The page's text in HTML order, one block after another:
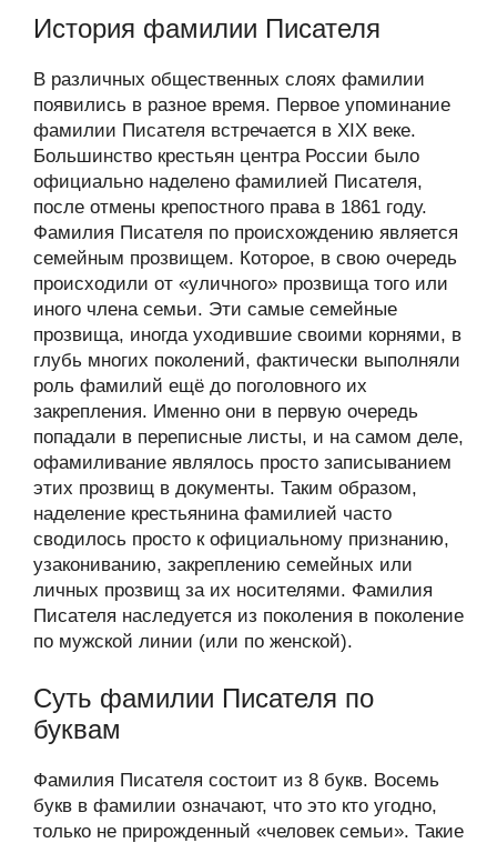
История фамилии Писателя
В различных общественных слоях фамилии
появились в разное время. Первое упоминание
фамилии Писателя встречается в XIX веке.
Большинство крестьян центра России было
официально наделено фамилией Писателя,
после отмены крепостного права в 1861 году.
Фамилия Писателя по происхождению является
семейным прозвищем. Которое, в свою очередь
происходили от «уличного» прозвища того или
иного члена семьи. Эти самые семейные
прозвища, иногда уходившие своими корнями, в
глубь многих поколений, фактически выполняли
роль фамилий ещё до поголовного их
закрепления. Именно они в первую очередь
попадали в переписные листы, и на самом деле,
офамиливание являлось просто записыванием
этих прозвищ в документы. Таким образом,
наделение крестьянина фамилией часто
сводилось просто к официальному признанию,
узакониванию, закреплению семейных или
личных прозвищ за их носителями. Фамилия
Писателя наследуется из поколения в поколение
по мужской линии (или по женской).
Суть фамилии Писателя по
буквам
Фамилия Писателя состоит из 8 букв. Восемь
букв в фамилии означают, что это кто угодно,
только не прирожденный «человек семьи». Такие